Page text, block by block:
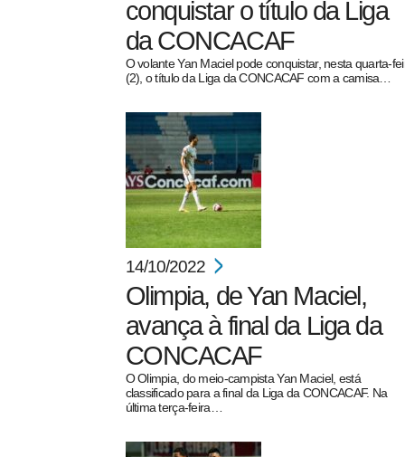
conquistar o título da Liga
da CONCACAF
O volante Yan Maciel pode conquistar, nesta quarta-
(2), o título da Liga da CONCACAF com a camisa…
14/10/2022
Olimpia, de Yan Maciel,
avança à final da Liga da
CONCACAF
O Olimpia, do meio-campista Yan Maciel, está
classificado para a final da Liga da CONCACAF. Na
última terça-feira…